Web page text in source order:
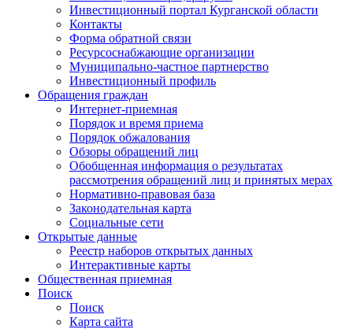
Инвестиционный портал Курганской области
Контакты
Форма обратной связи
Ресурсоснабжающие организации
Муниципально-частное партнерство
Инвестиционный профиль
Обращения граждан
Интернет-приемная
Порядок и время приема
Порядок обжалования
Обзоры обращений лиц
Обобщенная информация о результатах
рассмотрения обращений лиц и принятых мерах
Нормативно-правовая база
Законодательная карта
Социальные сети
Открытые данные
Реестр наборов открытых данных
Интерактивные карты
Общественная приемная
Поиск
Поиск
Карта сайта